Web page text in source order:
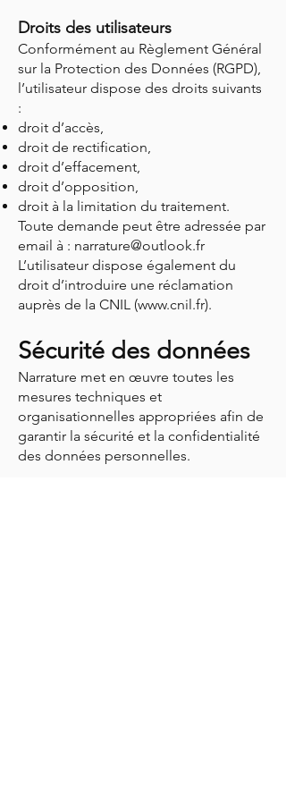
Droits des utilisateurs
Conformément au Règlement Général
sur la Protection des Données (RGPD),
l’utilisateur dispose des droits suivants
:
droit d’accès,
droit de rectification,
droit d’effacement,
droit d’opposition,
droit à la limitation du traitement.
Toute demande peut être adressée par
email à : narrature@outlook.fr
L’utilisateur dispose également du
droit d’introduire une réclamation
auprès de la CNIL (www.cnil.fr).
Sécurité des données
Narrature met en œuvre toutes les
mesures techniques et
organisationnelles appropriées afin de
garantir la sécurité et la confidentialité
des données personnelles.